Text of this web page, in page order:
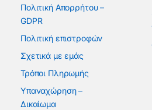
Πολιτική Απορρήτου –
GDPR
Πολιτική επιστροφών
Σχετικά με εμάς
Τρόποι Πληρωμής
Υπαναχώρηση –
Δικαίωμα